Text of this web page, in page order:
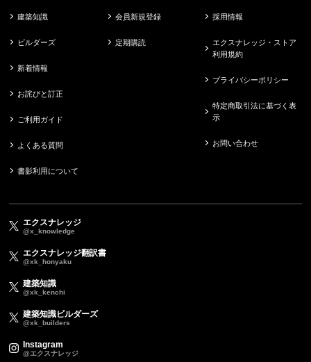
建築知識
ビルダーズ
新着情報
お詫びと訂正
ご利用ガイド
よくある質問
書影利用について
会員新規登録
定期購読
採用情報
エクスナレッジ・ストア
利用規約
プライバシーポリシー
特定商取引法に基づく表
示
お問い合わせ
エクスナレッジ
@x_knowledge
エクスナレッジ翻訳書
@xk_honyaku
建築知識
@xk_kenchi
建築知識ビルダーズ
@xk_builders
Instagram
@エクスナレッジ